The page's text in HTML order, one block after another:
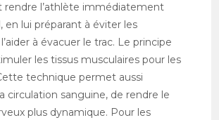
rendre l’athlète immédiatement
en lui préparant à éviter les
à évacuer le trac. Le principe
les tissus musculaires pour les
technique permet aussi
circulation sanguine, de rendre le
plus dynamique. Pour les